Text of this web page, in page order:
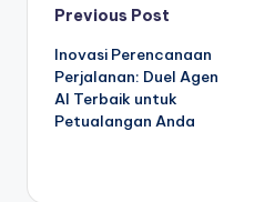
Post
navigation
Previous Post
Inovasi Perencanaan
Perjalanan: Duel Agen
AI Terbaik untuk
Petualangan Anda